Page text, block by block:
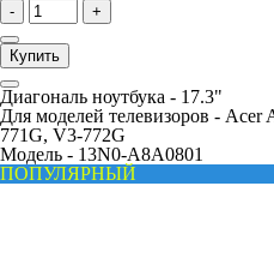
- +
Купить
Диагональ ноутбука - 17.3"
Для моделей телевизоров - Acer
771G, V3-772G
Модель - 13N0-A8A0801
ПОПУЛЯРНЫЙ